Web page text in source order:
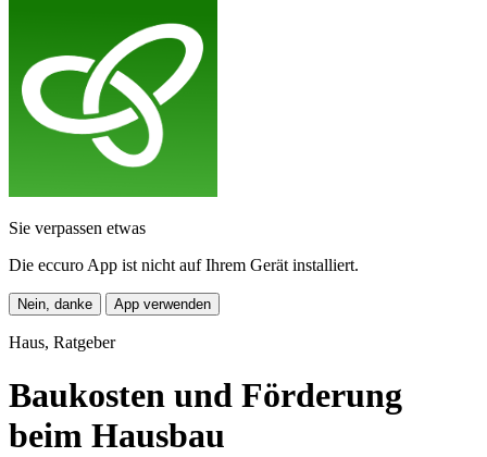
Sie verpassen etwas
Die eccuro App ist nicht auf Ihrem Gerät installiert.
Nein, danke App verwenden
Haus, Ratgeber
Baukosten und Förderung
beim Hausbau